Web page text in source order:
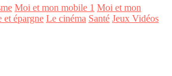
Moi et mon mobile 1 Moi et mon
et épargne Le cinéma Santé Jeux Vidéos